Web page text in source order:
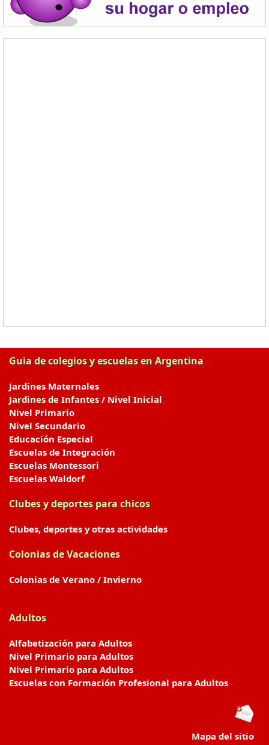
Guia de colegios y escuelas en Argentina
Jardines Maternales
Jardines de Infantes / Nivel Inicial
Nivel Primario
Nivel Secundario
Educación Especial
Escuelas de Integración
Escuelas Montessori
Escuelas Waldorf
Clubes y deportes para chicos
Clubes, deportes y otras actividades
Colonias de Vacaciones
Colonias de Verano / Invierno
Adultos
Alfabetización para Adultos
Nivel Primario para Adultos
Nivel Primario para Adultos
Escuelas con Formación Profesional para Adultos
Mapa del sitio